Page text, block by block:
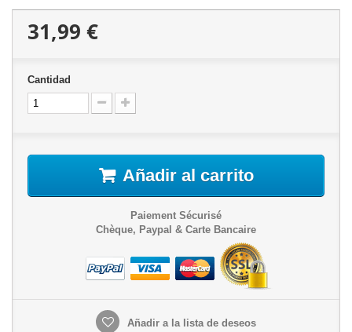
31,99 €
Cantidad
Añadir al carrito
Paiement Sécurisé
Chèque, Paypal & Carte Bancaire
Añadir a la lista de deseos